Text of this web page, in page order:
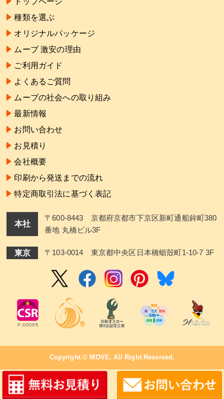
種類を選ぶ
オリジナルパッケージ
ムーブ 激安の理由
ご利用ガイド
よくあるご質問
ムーブの社会への取り組み
最新情報
お問い合わせ
お見積り
会社概要
印刷から発送までの流れ
特定商取引法に基づく表記
本社
〒600-8443 京都府京都市下京区新町通船鉾町380
番地 丸橋ビル3F
東京 〒103-0014 東京都中央区日本橋蛎殼町1-10-7 3F
Copyright © MOVE. All Right Reserved.